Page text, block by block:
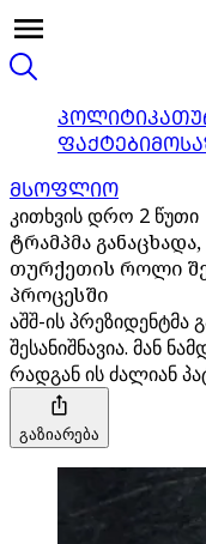
ᲞᲝᲚᲘᲢᲘᲙᲐ
ᲤᲐᲥᲢᲔᲑᲘ
ᲛᲡᲝᲤᲚᲘᲝ
კითხვის დრო 2 წუთი
ტრამპმა
თურქეთის როლი
პროცესში
აშშ-ის პრეზიდენტმა
შესანიშნავია. მან
რადგან ის ძალიან
გაზიარება